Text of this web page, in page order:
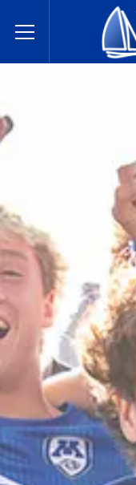
Toggle Menu
מינטונקה